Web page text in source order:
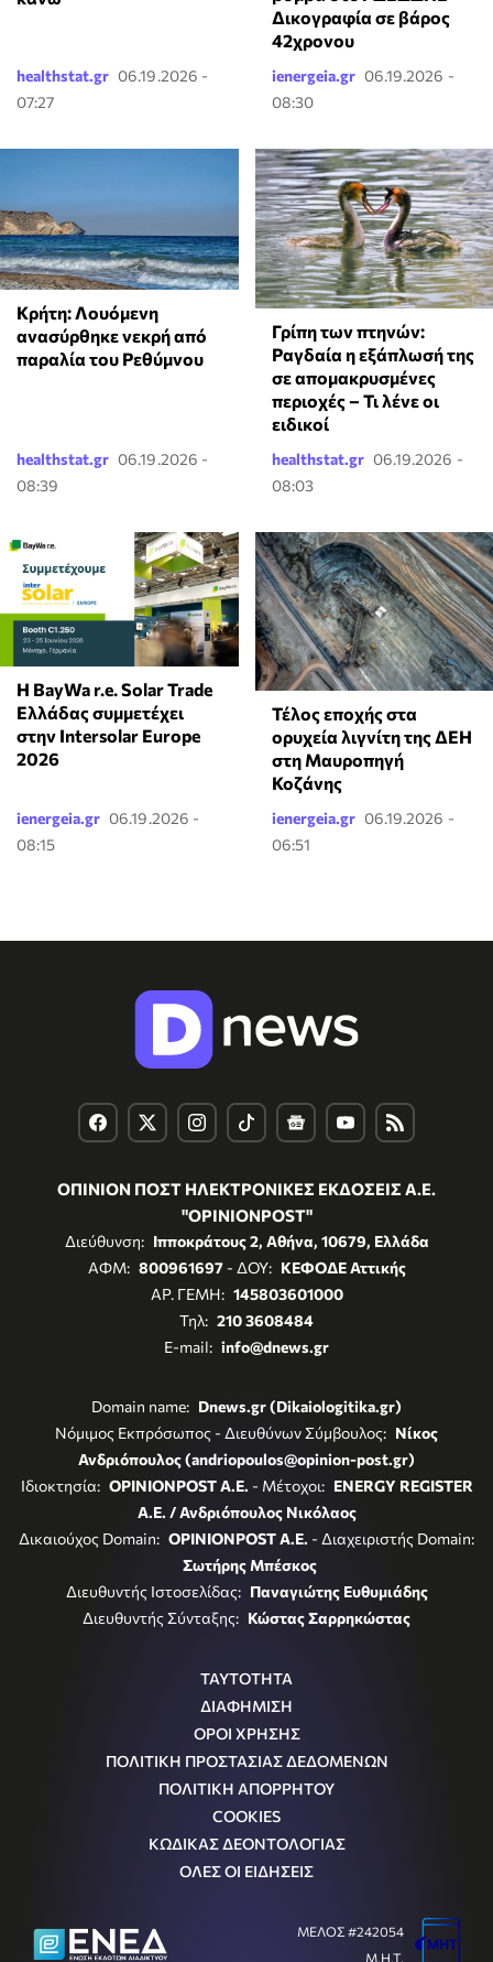
healthstat.gr 06.19.2026 -
07:27
Δικογραφία σε βάρος
42χρονου
ienergeia.gr 06.19.2026 -
08:30
Κρήτη: Λουόμενη
ανασύρθηκε νεκρή από
παραλία του Ρεθύμνου
healthstat.gr 06.19.2026 -
08:39
Γρίπη των πτηνών:
Ραγδαία η εξάπλωσή της
σε απομακρυσμένες
περιοχές – Τι λένε οι
ειδικοί
healthstat.gr 06.19.2026 -
08:03
Η BayWa r.e. Solar Trade
Ελλάδας συμμετέχει
στην Intersolar Europe
2026
ienergeia.gr 06.19.2026 -
08:15
Τέλος εποχής στα
ορυχεία λιγνίτη της ΔΕΗ
στη Μαυροπηγή
Κοζάνης
ienergeia.gr 06.19.2026 -
06:51
ΟΠΙΝΙΟΝ ΠΟΣΤ ΗΛΕΚΤΡΟΝΙΚΕΣ ΕΚΔΟΣΕΙΣ Α.Ε.
"OPINIONPOST"
Διεύθυνση: Ιπποκράτους 2, Αθήνα, 10679, Ελλάδα
ΑΦΜ: 800961697- ΔΟΥ: ΚΕΦΟΔΕ Αττικής
ΑΡ. ΓΕΜΗ: 145803601000
Τηλ: 210 3608484
E-mail: info@dnews.gr
Domain name: Dnews.gr (Dikaiologitika.gr)
Νόμιμος Εκπρόσωπος - Διευθύνων Σύμβουλος: Νίκος
Ανδριόπουλος (andriopoulos@opinion-post.gr)
Ιδιοκτησία: OPINIONPOST A.E. - Μέτοχοι: ENERGY REGISTER
Α.Ε. / Ανδριόπουλος Νικόλαος
Δικαιούχος Domain: OPINIONPOST A.E. - Διαχειριστής Domain:
Σωτήρης Μπέσκος
Διευθυντής Ιστοσελίδας: Παναγιώτης Ευθυμιάδης
Διευθυντής Σύνταξης: Κώστας Σαρρηκώστας
ΤΑΥΤΟΤΗΤΑ
ΔΙΑΦΗΜΙΣΗ
ΟΡΟΙ ΧΡΗΣΗΣ
ΠΟΛΙΤΙΚΗ ΠΡΟΣΤΑΣΙΑΣ ΔΕΔΟΜΕΝΩΝ
ΠΟΛΙΤΙΚΗ ΑΠΟΡΡΗΤΟΥ
COOKIES
ΚΩΔΙΚΑΣ ΔΕΟΝΤΟΛΟΓΙΑΣ
ΟΛΕΣ ΟΙ ΕΙΔΗΣΕΙΣ
ΜΕΛΟΣ #242054
Μ.Η.Τ.